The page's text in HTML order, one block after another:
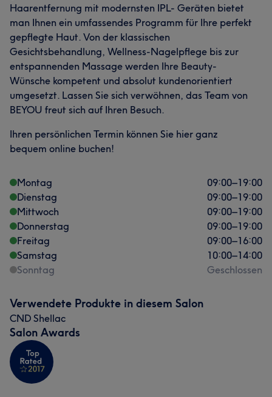
Haarentfernung mit modernsten IPL- Geräten bietet
man Ihnen ein umfassendes Programm für Ihre perfekt
gepflegte Haut. Von der klassischen
Gesichtsbehandlung, Wellness-Nagelpflege bis zur
entspannenden Massage werden Ihre Beauty-
Wünsche kompetent und absolut kundenorientiert
umgesetzt. Lassen Sie sich verwöhnen, das Team von
BEYOU freut sich auf Ihren Besuch.
Ihren persönlichen Termin können Sie hier ganz
bequem online buchen!
Montag 09:00–19:00
Dienstag
09:00–19:00
Mittwoch
09:00–19:00
Donnerstag
09:00–19:00
Freitag
09:00–16:00
Samstag
10:00–14:00
Sonntag
Geschlossen
Verwendete Produkte in diesem Salon
CND Shellac
Salon Awards